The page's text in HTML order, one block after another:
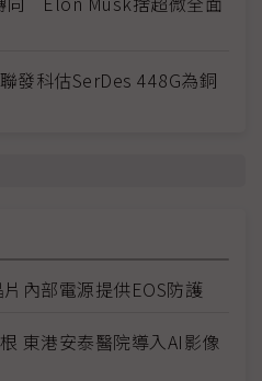
發科估SerDes 448G為銅
內部電源提供EOS防護
東港安泰醫院導入AI影像